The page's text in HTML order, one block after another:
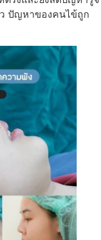
ว ปัญหาของคนไข้ถูก